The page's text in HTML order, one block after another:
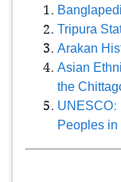
Tripura
Arakan
Asian
the
UNESCO:
Peoples